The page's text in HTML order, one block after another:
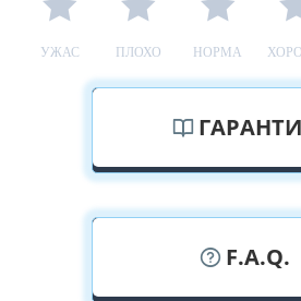
УЖАС ПЛОХО НОРМА
F.A.Q.